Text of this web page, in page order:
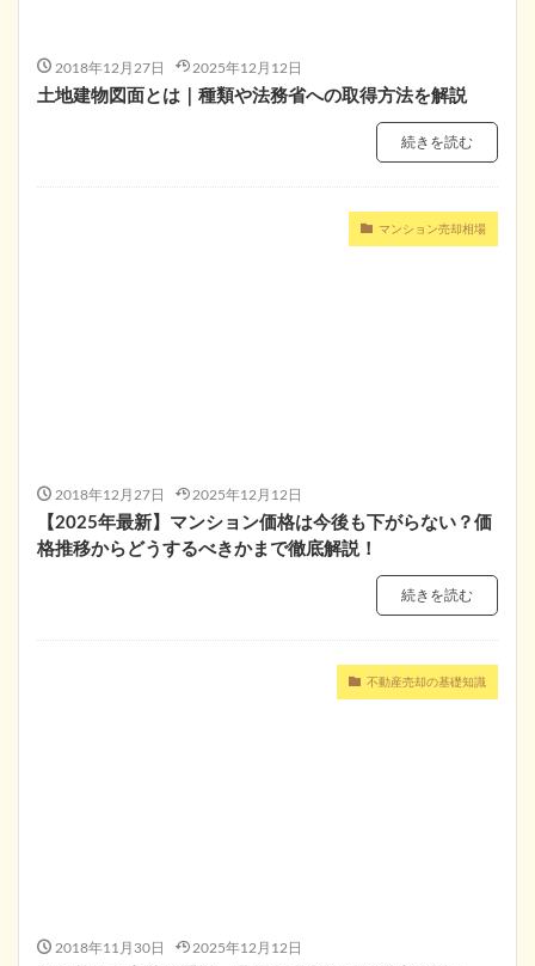
2018年12月27日 2025年12月12日
土地建物図面とは｜種類や法務省への取得方法を解説
続きを読む
マンション売却相場
2018年12月27日 2025年12月12日
【2025年最新】マンション価格は今後も下がらない？価
格推移からどうするべきかまで徹底解説！
続きを読む
不動産売却の基礎知識
2018年11月30日 2025年12月12日